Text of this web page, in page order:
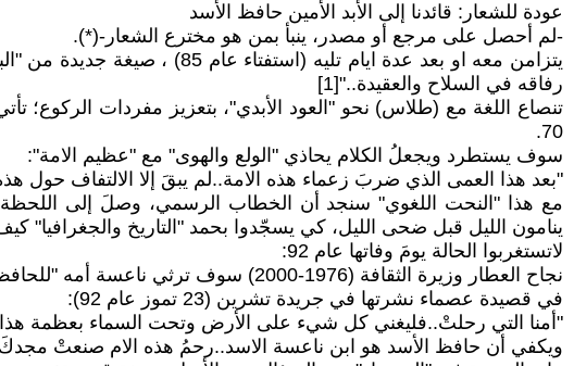
عودة للشعار: قائدنا إلى الأبد الأمين حافظ الأسد
-لم أحصل على مرجع أو مصدر، ينبأ بمن هو مخترع الشعار-(*).
يتزامن معه او بعد عدة ايام
رفاقه في السلاح والعقيدة.."[1]
تنصاع اللغة مع (طلاس) نحو "العود الأبدي"، بتعزيز مفردات الركوع؛
70.
سوف يستطرد ويجعلُ الكلام يحاذي "الولع والهوى" مع "عظيم الامة":
"بعد هذا العمى الذي ضربَ زعماء هذه الامة..لم يبقَ إلا الالتفاف حول
مع هذا "النحت اللغوي" سنجد أن الخطاب الرسمي، وصلَ إلى اللحظة
ينامون الليل قبل ضحى الليل، كي يسجّدوا بحمد "التاريخ والجغرافيا"
لاتستغربوا الحالة يومَ وفاتها عام 92:
نجاح العطار وزيرة الثقافة (1976-2000) سوف ترثي ناعسة أمه "للحافظ"
في قصيدة عصماء نشرتها في جريدة تشرين (23 تموز عام 92):
"أمنا التي رحلتْ..فليغني كل شيء على الأرض وتحت السماء بعظمة
ويكفي أن حافظ الأسد هو ابن ناعسة الاسد..رحمُ هذه الام صنعتْ